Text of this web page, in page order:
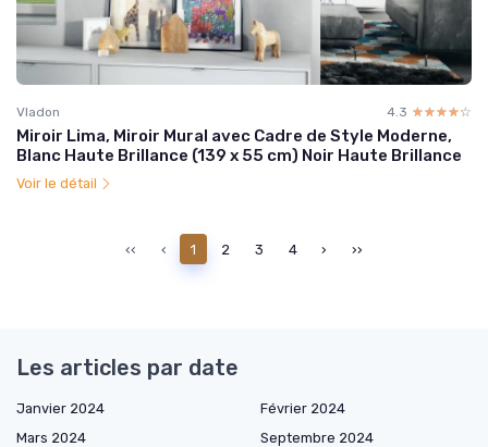
Vladon 4.3 ☆☆☆☆☆
★★★★★
Miroir Lima, Miroir Mural avec Cadre de Style Moderne,
Blanc Haute Brillance (139 x 55 cm) Noir Haute Brillance
Voir le détail
‹‹ ‹ 1 2 3 4 › ››
Les articles par date
Janvier 2024
Février 2024
Mars 2024
Septembre 2024